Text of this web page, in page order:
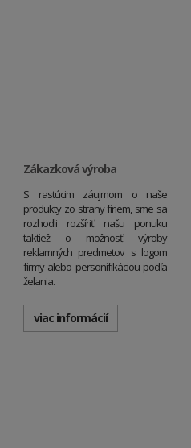
Zákazková výroba
S rastúcim záujmom o naše
produkty zo strany firiem, sme sa
rozhodli rozšíriť našu ponuku
taktiež o možnosť výroby
reklamných predmetov s logom
firmy alebo personifikáciou podľa
želania.
viac informácií